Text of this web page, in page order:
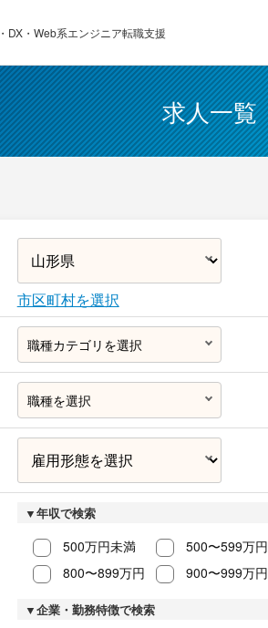
DX・Web系エンジニア転職支援
求人一覧
市区町村を選択
職種カテゴリを選択
職種を選択
▼年収で検索
500万円未満 500〜599万円
800〜899万円
900〜999万円
▼企業・勤務特徴で検索